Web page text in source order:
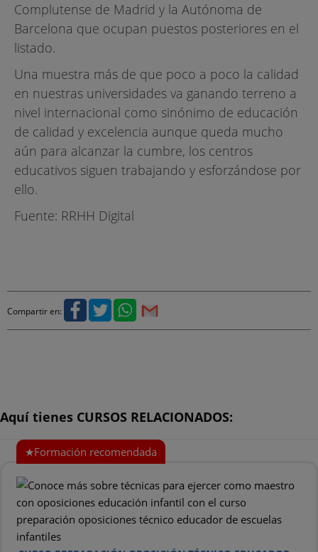
Complutense de Madrid y la Autónoma de
Barcelona que ocupan puestos posteriores en el
listado.
Una muestra más de que poco a poco la calidad
en nuestras universidades va ganando terreno a
nivel internacional como sinónimo de educación
de calidad y excelencia aunque queda mucho
aún para alcanzar la cumbre, los centros
educativos siguen trabajando y esforzándose por
ello.
Fuente: RRHH Digital
Compartir en:
Aquí tienes CURSOS RELACIONADOS: